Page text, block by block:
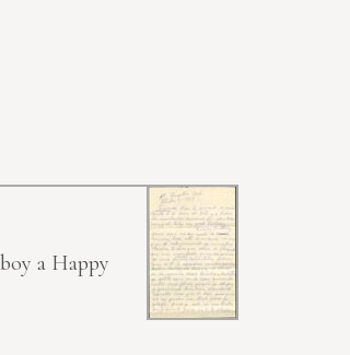
a Happy